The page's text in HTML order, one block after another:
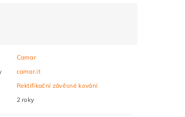
Camar
camar.it
Rektifikační závěsné kování
2 roky